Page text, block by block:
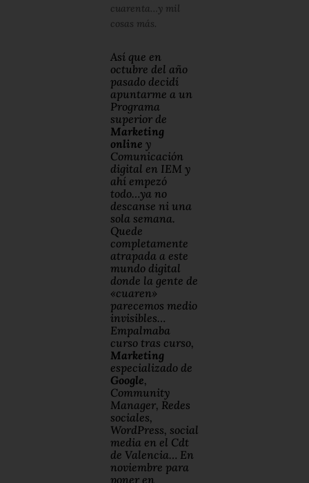
cuarenta…y mil
cosas más.
Así que en
octubre del año
pasado decidí
apuntarme a un
Programa
superior de
Marketing
online y
Comunicación
digital en IEM y
ahí empezó
todo…ya no
descanse ni una
sola semana.
Quede
completamente
atrapada a este
mundo digital
donde la gente de
«cuaren»
parecemos medio
invisibles…
Empalmaba
curso tras curso,
Marketing
especializado de
Google,
Community
Manager, Redes
sociales,
WordPress, social
media en el Cdt
de Valencia… En
noviembre para
poner en